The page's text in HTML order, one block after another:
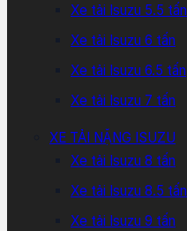
Xe tải Isuzu 5.5 tấn
Xe tải Isuzu 6 tấn
Xe tải Isuzu 6.5 tấn
Xe tải Isuzu 7 tấn
XE TẢI NẶNG ISUZU
Xe tải Isuzu 8 tấn
Xe tải Isuzu 8.5 tấn
Xe tải Isuzu 9 tấn